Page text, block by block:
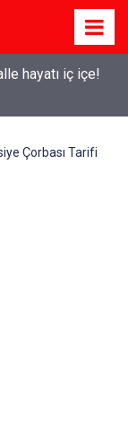
hayatı iç içe!
Çorbası Tarifi